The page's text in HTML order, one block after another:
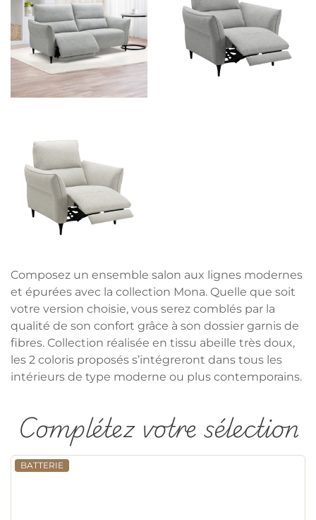
Composez un ensemble salon aux lignes modernes
et épurées avec la collection Mona. Quelle que soit
votre version choisie, vous serez comblés par la
qualité de son confort grâce à son dossier garnis de
fibres. Collection réalisée en tissu abeille très doux,
les 2 coloris proposés s’intégreront dans tous les
intérieurs de type moderne ou plus contemporains.
Complétez votre sélection
BATTERIE